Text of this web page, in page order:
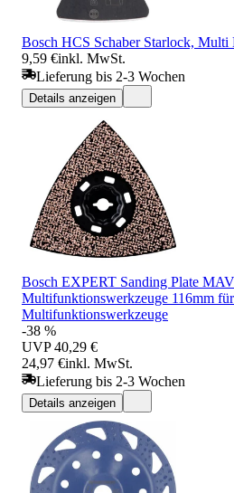
Bosch HCS Schaber Starlock, Multi
9,59 €inkl. MwSt.
Lieferung bis 2-3 Wochen
Details anzeigen
Bosch EXPERT Sanding Plate
Multifunktionswerkzeuge 116mm
Multifunktionswerkzeuge
-38 %
UVP 40,29 €
24,97 €inkl. MwSt.
Lieferung bis 2-3 Wochen
Details anzeigen